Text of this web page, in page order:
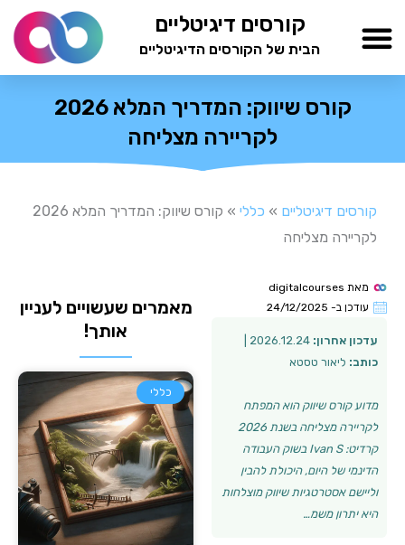
לתוכן
קורסים דיגיטליים
הבית של הקורסים הדיגיטליים
קורס שיווק: המדריך המלא 2026
לקריירה מצליחה
קורסים דיגיטליים » כללי »
קורס שיווק: המדריך המלא 2026
לקריירה מצליחה
מאת
עודכן ב- 24/12/2025
עדכון אחרון:
כותב: ליאור טסטא
מדוע קורס שיווק הוא המפתח
לקריירה מצליחה בשנת 2026
קרדיט: Ivan S בשוק העבודה
הדינמי של היום, היכולת להבין
וליישם אסטרטגיות שיווק מוצלחות
היא יתרון משמ…
מאמרים שעשויים לעניין
אותך!
כללי